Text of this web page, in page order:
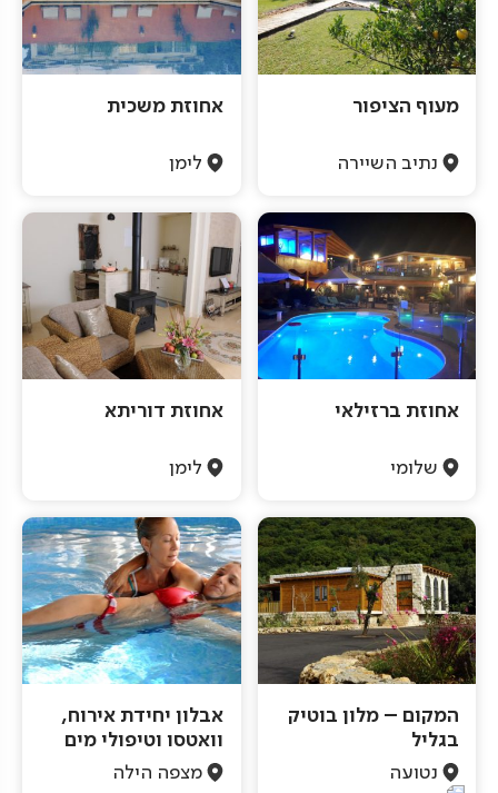
מעוף הציפור
נתיב השיירה
אחוזת משכית
לימן
אחוזת ברזילאי
שלומי
אחוזת דוריתא
לימן
המקום – מלון בוטיק
בגליל
נטועה
אבלון יחידת אירוח,
וואטסו וטיפולי מים
מצפה הילה